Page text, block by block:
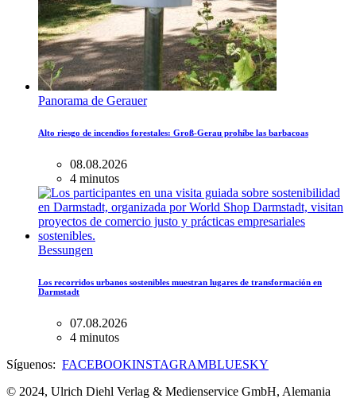
Panorama de Gerauer
Alto riesgo de incendios forestales: Groß-Gerau prohíbe las barbacoas
08.08.2026
4 minutos
Bessungen
Los recorridos urbanos sostenibles muestran lugares de transformación en
Darmstadt
07.08.2026
4 minutos
Síguenos: FACEBOOKINSTAGRAMBLUESKY
© 2024, Ulrich Diehl Verlag & Medienservice GmbH, Alemania